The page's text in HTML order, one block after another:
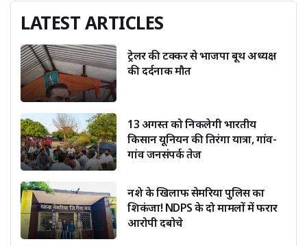
LATEST ARTICLES
ट्रेलर की टक्कर से भाजपा बूथ अध्यक्ष
की दर्दनाक मौत
13 अगस्त को निकलेगी भारतीय
किसान यूनियन की तिरंगा यात्रा, गांव-
गांव जनसंपर्क तेज
नशे के खिलाफ सेमरिया पुलिस का
शिकंजा! NDPS के दो मामलों में फरार
आरोपी दबोचे